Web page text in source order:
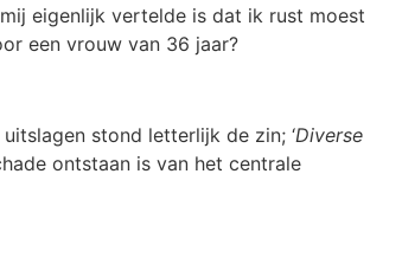
eigenlijk vertelde is dat ik rust moest
een vrouw van 36 jaar?
stond letterlijk de zin; ‘Diverse
ontstaan is van het centrale